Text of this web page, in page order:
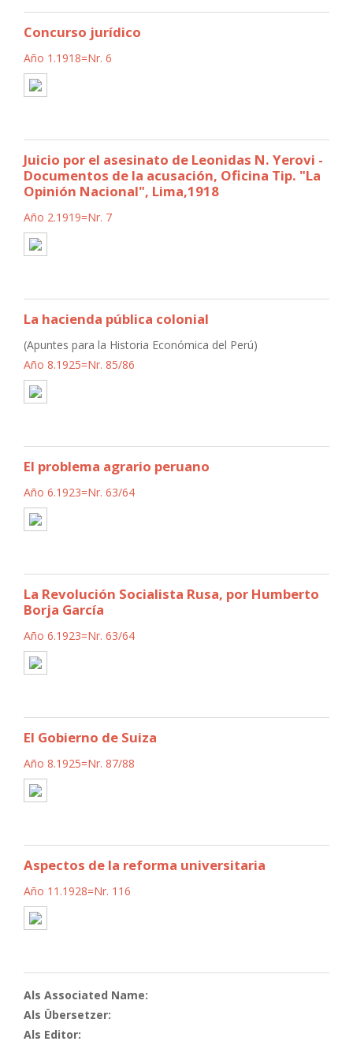
Concurso jurídico
Año 1.1918=Nr. 6
Juicio por el asesinato de Leonidas N. Yerovi -
Documentos de la acusación, Oficina Tip. "La
Opinión Nacional", Lima,1918
Año 2.1919=Nr. 7
La hacienda pública colonial
(Apuntes para la Historia Económica del Perú)
Año 8.1925=Nr. 85/86
El problema agrario peruano
Año 6.1923=Nr. 63/64
La Revolución Socialista Rusa, por Humberto
Borja García
Año 6.1923=Nr. 63/64
El Gobierno de Suiza
Año 8.1925=Nr. 87/88
Aspectos de la reforma universitaria
Año 11.1928=Nr. 116
Als Associated Name:
Als Übersetzer:
Als Editor: